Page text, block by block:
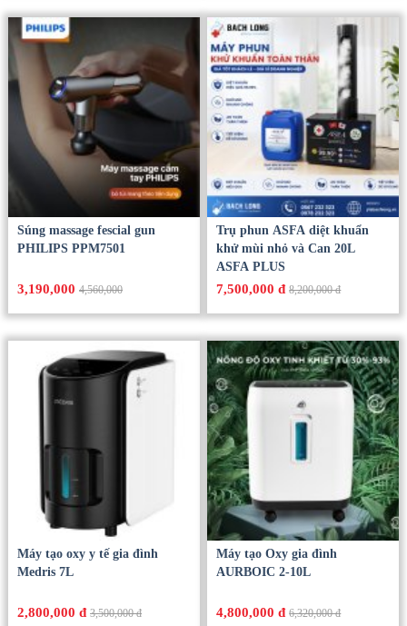
Súng massage fescial gun
PHILIPS PPM7501
3,190,0004,560,000
Trụ phun ASFA diệt khuẩn
khử mùi nhỏ và Can 20L
ASFA PLUS
7,500,000 đ 8,200,000 đ
Máy tạo oxy y tế gia đình
Medris 7L
2,800,000 đ 3,500,000 đ
Máy tạo Oxy gia đình
AURBOIC 2-10L
4,800,000 đ 6,320,000 đ